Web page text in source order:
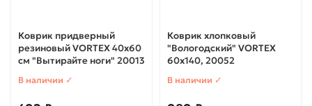
Коврик придверный
резиновый VORTEX 40х60
см "Вытирайте ноги" 20013
В наличии ✓
Коврик хлопковый
"Вологодский" VORTEX
60х140, 20052
В наличии ✓